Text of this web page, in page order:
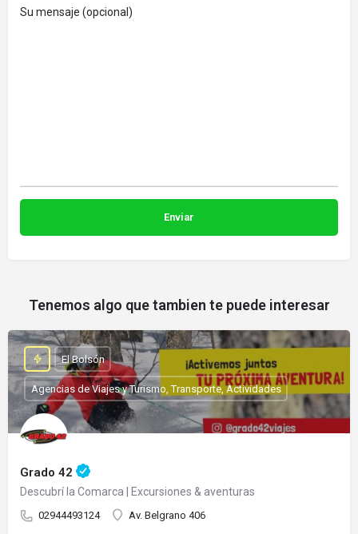
Su mensaje (opcional)
Tenemos algo que tambien te puede interesar
Grado 42
Descubrí la Comarca | Excursiones & aventuras
02944493124 Av. Belgrano 406
El Bolsón
Agencias de Viajes y Turismo, Transporte, Actividades